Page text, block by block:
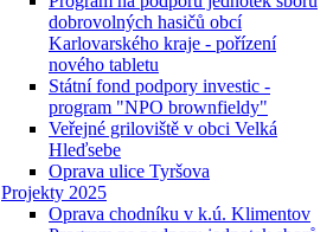
dobrovolných hasičů obcí
Karlovarského kraje - pořízení
nového tabletu
Státní fond podpory investic -
program "NPO brownfieldy"
Veřejné griloviště v obci Velká
Hleďsebe
Oprava ulice Tyršova
Projekty 2025
Oprava chodníku v k.ú. Klimentov